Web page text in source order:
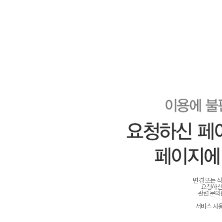
변경 또는
요청하
관련 문
서비스 사